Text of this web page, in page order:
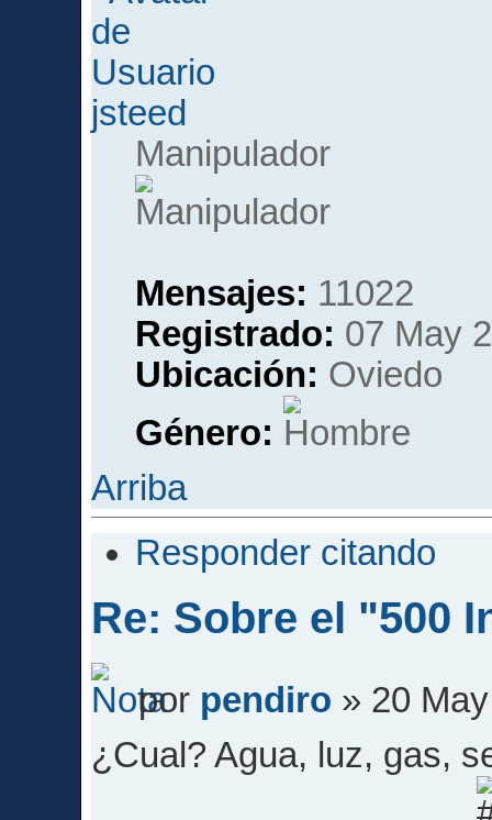
jsteed
Manipulador
Mensajes: 11022
Registrado: 07 May
Ubicación: Oviedo
Género:
Arriba
Responder citando
Re: Sobre el "500
por pendiro » 20
¿Cual? Agua, luz, gas,